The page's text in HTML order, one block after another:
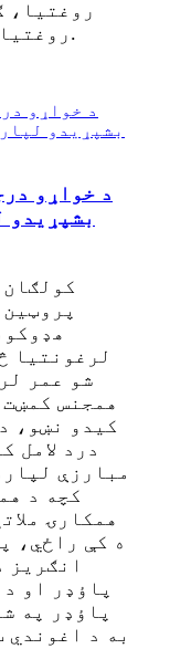
روغتیا،
روغتیا لپاره خپلې ګټې ښیې.
د خواړو
بشپړیدو
کولګان
لرغونتیا
شو عمر
همجنس
کیدو نښو،
درد لامل
مبارزې
کچه د
همکارۍ
انګریز
پاؤډر او
پاؤډر په
به د اغوندي